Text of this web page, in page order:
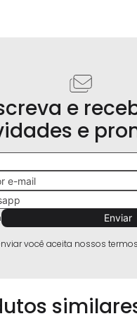
e
e
você aceita nossos